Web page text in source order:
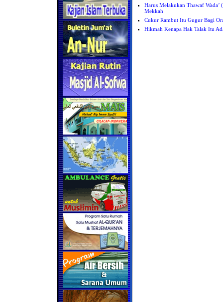
Harus Melakukan Thawaf Wada’
Mekkah
Cukur Rambut Itu Gugur Bagi
Hikmah Kenapa Hak Talak Itu